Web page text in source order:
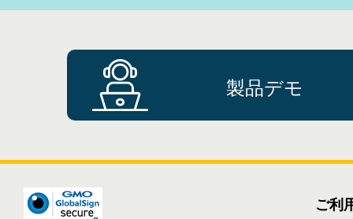
製品デモ
ご利